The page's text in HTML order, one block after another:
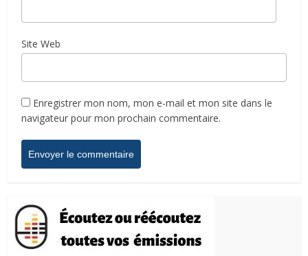
Site Web
Enregistrer mon nom, mon e-mail et mon site dans le
navigateur pour mon prochain commentaire.